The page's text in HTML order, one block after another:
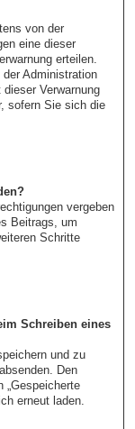
von der
eine dieser
erteilen.
Administration
Verwarnung
sofern Sie sich die
vergeben
Beitrags, um
Schritte
Schreiben eines
und zu
Den
„Gespeicherte
erneut laden.